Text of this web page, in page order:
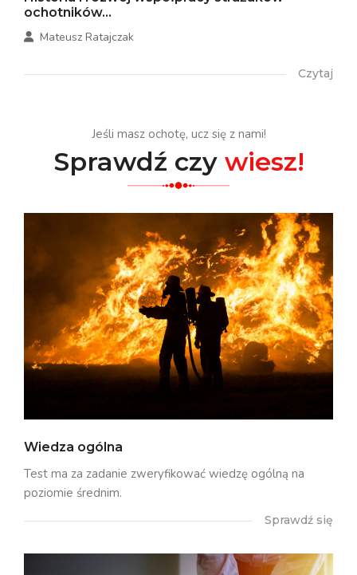
ochotników...
Mateusz Ratajczak
Czytaj
Jeśli masz ochotę, ucz się z nami!
Sprawdź czy wiesz!
Wiedza ogólna
Test ma za zadanie zweryfikować wiedzę ogólną na
poziomie średnim.
Sprawdź się